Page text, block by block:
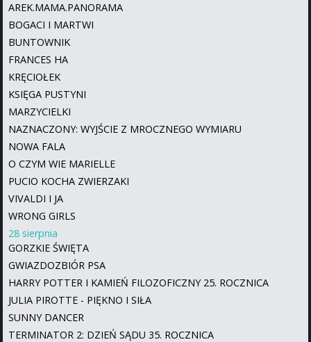
AREK.MAMA.PANORAMA
BOGACI I MARTWI
BUNTOWNIK
FRANCES HA
KRĘCIOŁEK
KSIĘGA PUSTYNI
MARZYCIELKI
NAZNACZONY: WYJŚCIE Z MROCZNEGO WYMIARU
NOWA FALA
O CZYM WIE MARIELLE
PUCIO KOCHA ZWIERZAKI
VIVALDI I JA
WRONG GIRLS
28 sierpnia
GORZKIE ŚWIĘTA
GWIAZDOZBIÓR PSA
HARRY POTTER I KAMIEŃ FILOZOFICZNY 25. ROCZNICA
JULIA PIROTTE - PIĘKNO I SIŁA
SUNNY DANCER
TERMINATOR 2: DZIEŃ SĄDU 35. ROCZNICA